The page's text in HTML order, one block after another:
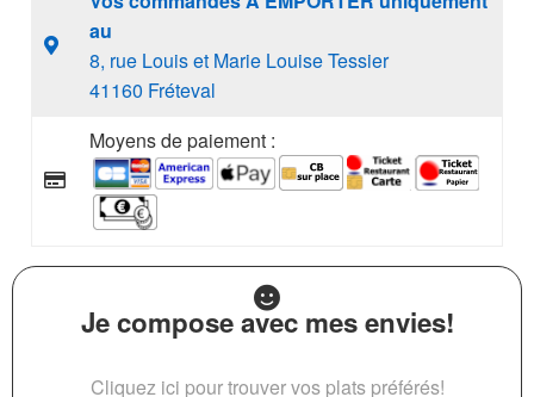
au
8, rue Louis et Marie Louise Tessier
41160 Fréteval
Moyens de paiement :
Je compose avec mes envies!
Cliquez ici pour trouver vos plats préférés!